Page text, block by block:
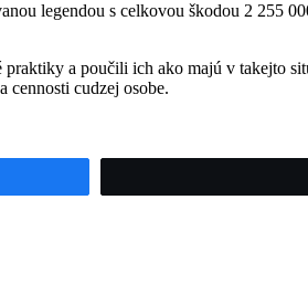
legendou s celkovou škodou 2 255
a poučili ich ako majú v takejto
cennosti cudzej osobe.